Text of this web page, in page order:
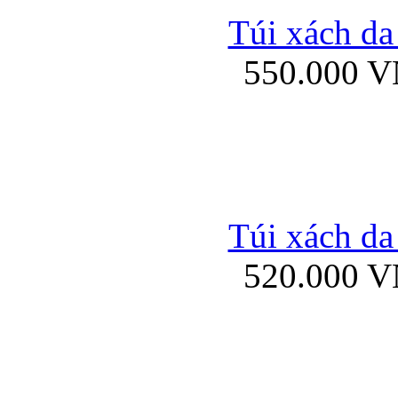
Bao da iPad
Túi xách
550.000
Túi xách
520.000